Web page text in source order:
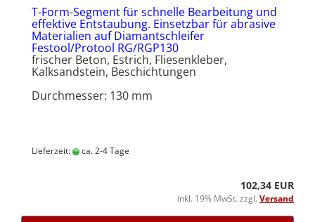
T-Form-Segment für schnelle Bearbeitung und
effektive Entstaubung. Einsetzbar für abrasive
Materialien auf Diamantschleifer
Festool/Protool RG/RGP130
frischer Beton, Estrich, Fliesenkleber,
Kalksandstein, Beschichtungen
Durchmesser: 130 mm
Lieferzeit: ca. 2-4 Tage
102,34 EUR
inkl. 19% MwSt. zzgl. Versand